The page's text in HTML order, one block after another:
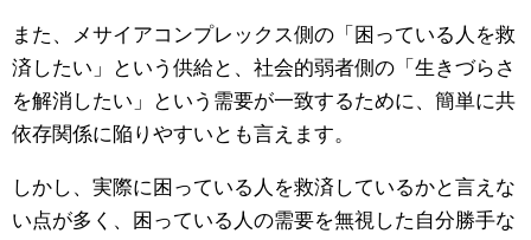
また、メサイアコンプレックス側の「困っている人を救
済したい」という供給と、社会的弱者側の「生きづらさ
を解消したい」という需要が一致するために、簡単に共
依存関係に陥りやすいとも言えます。
しかし、実際に困っている人を救済しているかと言えな
い点が多く、困っている人の需要を無視した自分勝手な